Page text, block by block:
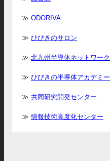
ODORIVA
ひびきのサロン
北九州半導体ネットワーク
ひびきの半導体アカデミー
共同研究開発センター
情報技術高度化センター